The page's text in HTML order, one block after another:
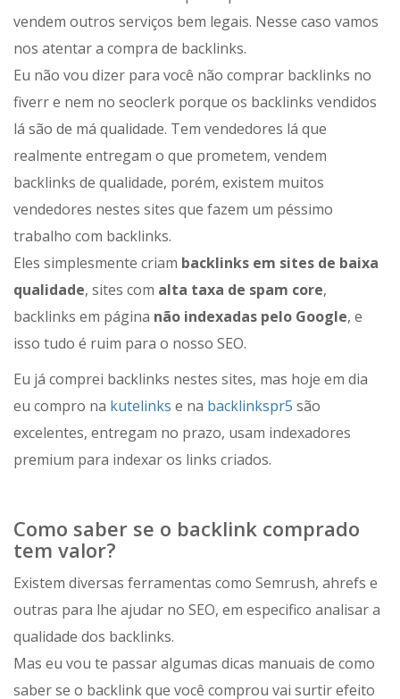
vendem outros serviços bem legais. Nesse caso vamos
nos atentar a compra de backlinks.
Eu não vou dizer para você não comprar backlinks no
fiverr e nem no seoclerk porque os backlinks vendidos
lá são de má qualidade. Tem vendedores lá que
realmente entregam o que prometem, vendem
backlinks de qualidade, porém, existem muitos
vendedores nestes sites que fazem um péssimo
trabalho com backlinks.
Eles simplesmente criam backlinks em sites de baixa
qualidade, sites com alta taxa de spam core,
backlinks em página não indexadas pelo Google, e
isso tudo é ruim para o nosso SEO.
Eu já comprei backlinks nestes sites, mas hoje em dia
eu compro na kutelinks e na backlinkspr5 são
excelentes, entregam no prazo, usam indexadores
premium para indexar os links criados.
Como saber se o backlink comprado
tem valor?
Existem diversas ferramentas como Semrush, ahrefs e
outras para lhe ajudar no SEO, em especifico analisar a
qualidade dos backlinks.
Mas eu vou te passar algumas dicas manuais de como
saber se o backlink que você comprou vai surtir efeito